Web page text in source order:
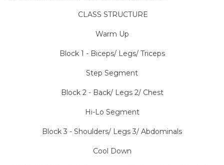
CLASS STRUCTURE
Warm Up
Block 1 - Biceps/ Legs/ Triceps
Step Segment
Block 2 - Back/ Legs 2/ Chest
Hi-Lo Segment
Block 3 - Shoulders/ Legs 3/ Abdominals
Cool Down